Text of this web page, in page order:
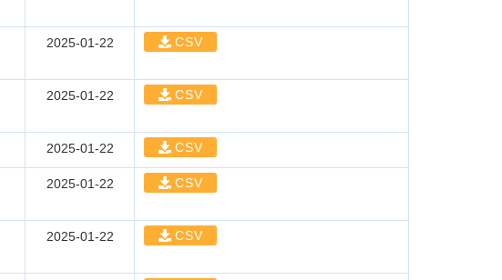
2025-01-22 CSV
2025-01-22 CSV
2025-01-22 CSV
2025-01-22 CSV
2025-01-22 CSV